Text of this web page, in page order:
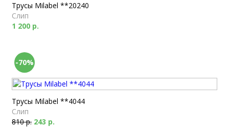
Трусы Milabel **20240
Слип
1 200 р.
-70%
Трусы Milabel **4044
Слип
810 р. 243 р.